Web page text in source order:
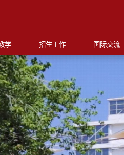
学 招生工作 国际交流